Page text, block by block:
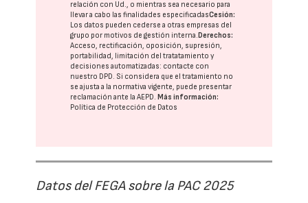
relación con Ud., o mientras sea necesario para
llevar a cabo las finalidades especificadasCesión:
Los datos pueden cederse a otras empresas del
grupo por motivos de gestión interna.Derechos:
Acceso, rectificación, oposición, supresión,
portabilidad, limitación del tratatamiento y
decisiones automatizadas: contacte con
nuestro DPD. Si considera que el tratamiento no
se ajusta a la normativa vigente, puede presentar
reclamación ante laAEPD.Más información:
Política de Protección de Datos
Datos del FEGA sobre la PAC 2025